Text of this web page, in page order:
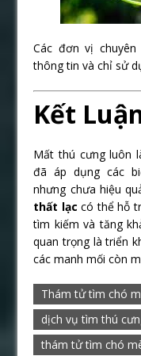
Các đơn vị
thông tin và chỉ sử
Kết
Mất thú cưng luôn
đã áp dụng các
nhưng chưa hiệu
thất lạc có thể hỗ
tìm kiếm và tăng
quan trọng là triển
các manh mối còn
Thám tử tìm chó
dịch vụ tìm thú
thám tử tìm chó